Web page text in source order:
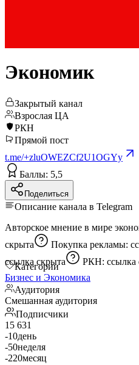
Экономик
Закрытый канал
Взрослая ЦА
РКН
Прямой пост
t.me/+zluOWEZCf2U1OGYy
Баллы: 5,5
Поделиться
Описание канала в Telegram
Авторское мнение в мире
скрыта
Покупка рекламы:
ссылка скрыта
РКН: ссылка
Категории
Бизнес и Экономика
Аудитория
Смешанная аудитория
Подписчики
15 631
-10день
-50неделя
-220месяц